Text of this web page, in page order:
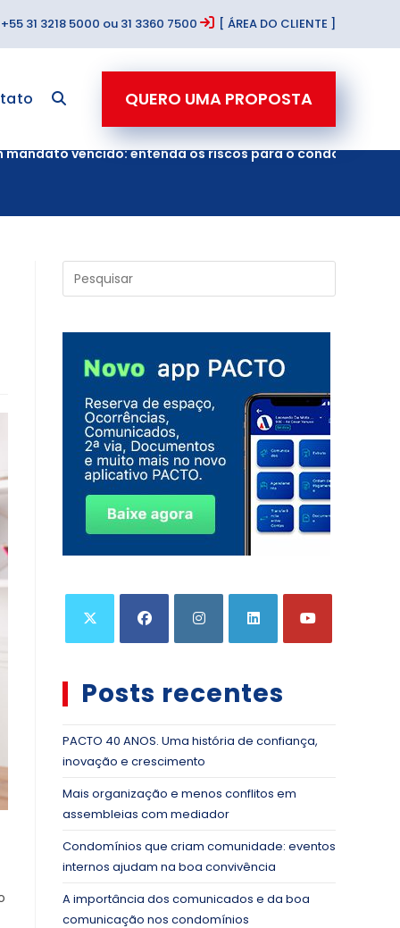
31 3218 5000 ou 31 3360 7500 [ ÁREA DO CLIENTE ]
QUERO UMA PROPOSTA
mandato vencido: entenda os riscos para o condomínio
Posts recentes
PACTO 40 ANOS. Uma história de confiança,
inovação e crescimento
Mais organização e menos conflitos em
assembleias com mediador
Condomínios que criam comunidade: eventos
internos ajudam na boa convivência
A importância dos comunicados e da boa
comunicação nos condomínios